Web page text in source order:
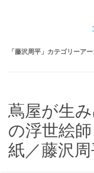
「藤沢周平 」カテゴリーア
蔦屋が生
の浮世絵
紙／藤沢